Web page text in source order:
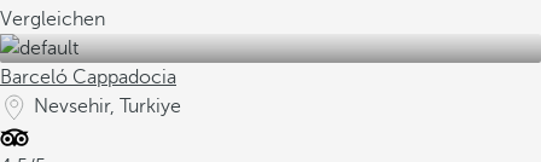
Vergleichen
Barceló Cappadocia
Nevsehir, Turkiye